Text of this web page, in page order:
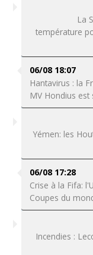
La
température
06/08 18:07
Hantavirus : la
MV Hondius
Yémen: les
06/08 17:28
Crise à la Fifa:
Coupes du
Incendies :